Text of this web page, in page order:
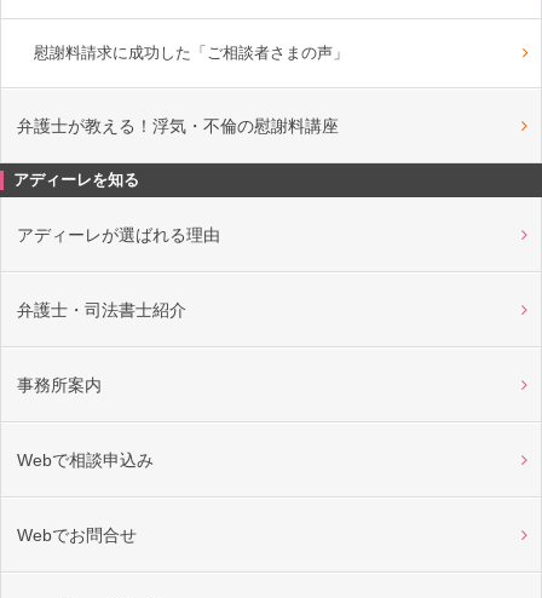
慰謝料請求に成功した「ご相談者さまの声」
弁護士が教える！浮気・不倫の慰謝料講座
アディーレを知る
アディーレが選ばれる理由
弁護士・司法書士紹介
事務所案内
Webで相談申込み
Webでお問合せ